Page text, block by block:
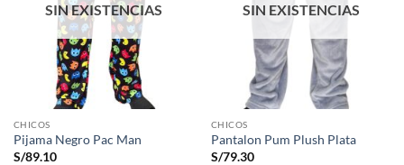
SIN EXISTENCIAS
CHICOS
Pijama Negro Pac Man
S/89.10
SIN EXISTENCIAS
CHICOS
Pantalon Pum Plush Plata
S/79.30